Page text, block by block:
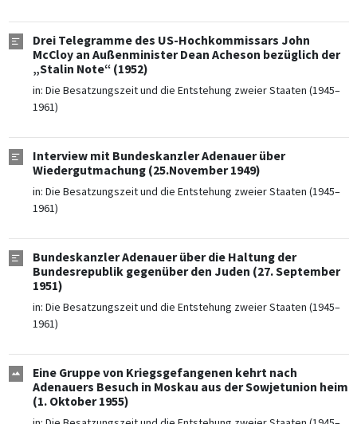
Drei Telegramme des US-Hochkommissars John
McCloy an Außenminister Dean Acheson bezüglich der
„Stalin Note“ (1952)
in: Die Besatzungszeit und die Entstehung zweier Staaten (1945–
1961)
Interview mit Bundeskanzler Adenauer über
Wiedergutmachung (25.November 1949)
in: Die Besatzungszeit und die Entstehung zweier Staaten (1945–
1961)
Bundeskanzler Adenauer über die Haltung der
Bundesrepublik gegenüber den Juden (27. September
1951)
in: Die Besatzungszeit und die Entstehung zweier Staaten (1945–
1961)
Eine Gruppe von Kriegsgefangenen kehrt nach
Adenauers Besuch in Moskau aus der Sowjetunion heim
(1. Oktober 1955)